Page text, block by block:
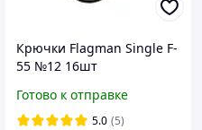
Крючки Flagman Single F-
55 №12 16шт
Готово к отправке
5.0 (5)